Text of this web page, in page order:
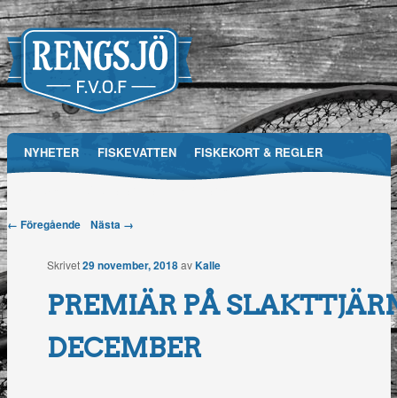
Main menu
Skip
NYHETER FISKEVATTEN FISKEKORT & REGLER
Fiskevårdsområdesförening
Post navigation
← Föregående Nästa →
PREMIÄR PÅ
DECEMBER
Skrivet29 november, 2018 avKalle